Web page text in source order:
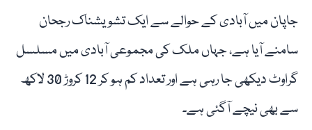
جاپان میں آبادی کے حوالے سے ایک تشویشناک رجحان
سامنے آیا ہے، جہاں ملک کی مجموعی آبادی میں مسلسل
گراوٹ دیکھی جا رہی ہے اور تعداد کم ہو کر 12 کروڑ 30 لاکھ
سے بھی نیچے آگئی ہے۔